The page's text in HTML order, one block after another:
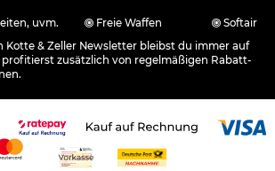
uvm. Freie Waffen
Softair
Kotte & Zeller Newsletter bleibst du immer auf
zusätzlich von regelmäßigen Rabatt-